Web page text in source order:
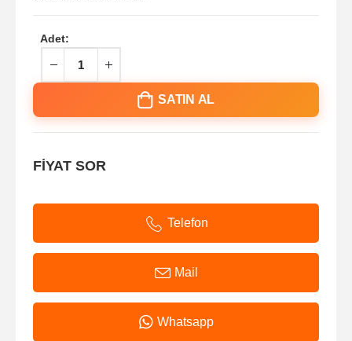
Adet:
SATIN AL
FİYAT SOR
Telefon
Mail
Whatsapp